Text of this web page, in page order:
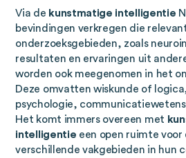
Via de kunstmatige intelligentie
bevindingen verkregen die
onderzoeksgebieden, zoals
resultaten en ervaringen uit
worden ook meegenomen in het
Deze omvatten wiskunde of
psychologie,
Het komt immers overeen met
intelligentie een open ruimte voor
verschillende vakgebieden in hun